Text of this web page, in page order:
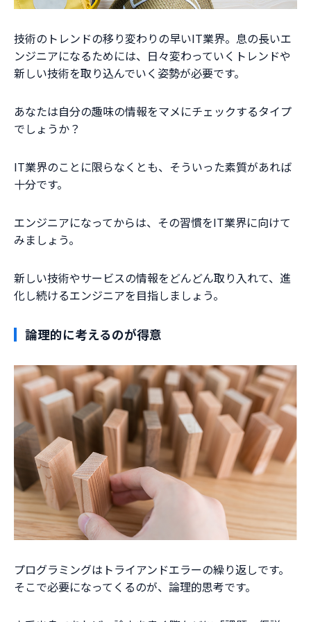
技術のトレンドの移り変わりの早いIT業界。息の長いエ
ンジニアになるためには、日々変わっていくトレンドや
新しい技術を取り込んでいく姿勢が必要です。
あなたは自分の趣味の情報をマメにチェックするタイプ
でしょうか？
IT業界のことに限らなくとも、そういった素質があれば
十分です。
エンジニアになってからは、その習慣をIT業界に向けて
みましょう。
新しい技術やサービスの情報をどんどん取り入れて、進
化し続けるエンジニアを目指しましょう。
論理的に考えるのが得意
プログラミングはトライアンドエラーの繰り返しです。
そこで必要になってくるのが、論理的思考です。